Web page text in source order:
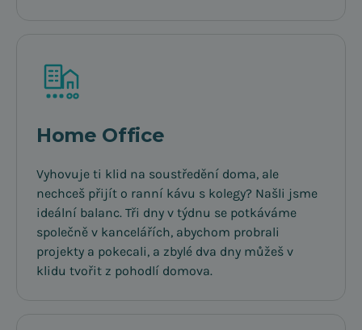
Home Office
Vyhovuje ti klid na soustředění doma, ale
nechceš přijít o ranní kávu s kolegy? Našli jsme
ideální balanc. Tři dny v týdnu se potkáváme
společně v kancelářích, abychom probrali
projekty a pokecali, a zbylé dva dny můžeš v
klidu tvořit z pohodlí domova.